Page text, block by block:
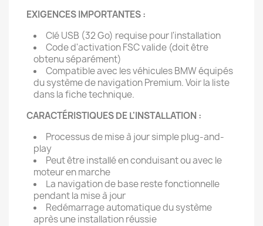
EXIGENCES IMPORTANTES :
Clé USB (32 Go) requise pour l'installation
Code d'activation FSC valide (doit être
obtenu séparément)
Compatible avec les véhicules BMW équipés
du système de navigation Premium. Voir la liste
dans la fiche technique.
CARACTÉRISTIQUES DE L'INSTALLATION :
Processus de mise à jour simple plug-and-
play
Peut être installé en conduisant ou avec le
moteur en marche
La navigation de base reste fonctionnelle
pendant la mise à jour
Redémarrage automatique du système
après une installation réussie